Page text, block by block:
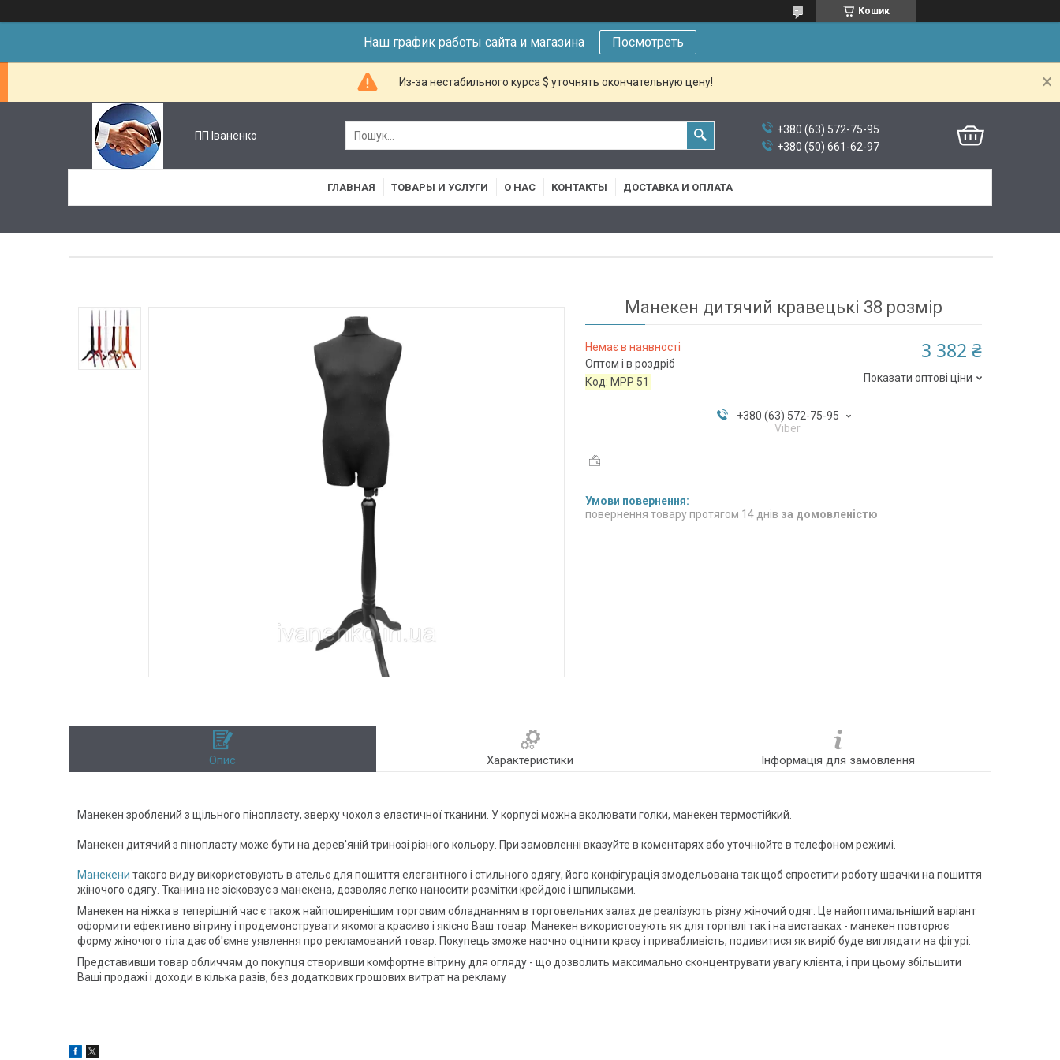
Кошик
Наш график работы сайта и магазина Посмотреть
Из-за нестабильного курса $ уточнять окончательную цену!
ПП Іваненко
+380 (63) 572-75-95
+380 (50) 661-62-97
ГЛАВНАЯ ТОВАРЫ И УСЛУГИ О НАС КОНТАКТЫ ДОСТАВКА И ОПЛАТА
Манекен дитячий кравецькі 38 розмір
Немає в наявності
Оптом і в роздріб
Код: МРР 51
3 382 ₴
Показати оптові ціни
+380 (63) 572-75-95
Viber
повернення товару протягом 14 днів за домовленістю
Опис Характеристики Інформація для замовлення
Манекен зроблений з щільного пінопласту, зверху чохол з еластичної тканини. У корпусі можна вколювати голки, манекен термостійкий.
Манекен дитячий з пінопласту може бути на дерев'яній тринозі різного кольору. При замовленні вказуйте в коментарях або уточнюйте в телефоном режимі.
Манекени такого виду використовують в ательє для пошиття елегантного і стильного одягу, його конфігурація змодельована так щоб спростити роботу швачки на пошиття
жіночого одягу. Тканина не зісковзує з манекена, дозволяє легко наносити розмітки крейдою і шпильками.
Манекен на ніжка в теперішній час є також найпоширенішим торговим обладнанням в торговельних залах де реалізують різну жіночий одяг. Це найоптимальніший варіант
оформити ефективно вітрину і продемонструвати якомога красиво і якісно Ваш товар. Манекен використовують як для торгівлі так і на виставках - манекен повторює
форму жіночого тіла дає об'ємне уявлення про рекламований товар. Покупець зможе наочно оцінити красу і привабливість, подивитися як виріб буде виглядати на фігурі.
Представивши товар обличчям до покупця створивши комфортне вітрину для огляду - що дозволить максимально сконцентрувати увагу клієнта, і при цьому збільшити
Ваші продажі і доходи в кілька разів, без додаткових грошових витрат на рекламу